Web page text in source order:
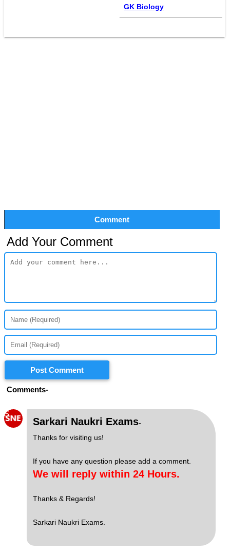
GK Biology
Comment
Add Your Comment
Post Comment
Comments-
S
Sarkari Naukri Exams-
Thanks for visiting us!
If you have any question please add a comment.
We will reply within 24 Hours.
Thanks & Regards!
Sarkari Naukri Exams.